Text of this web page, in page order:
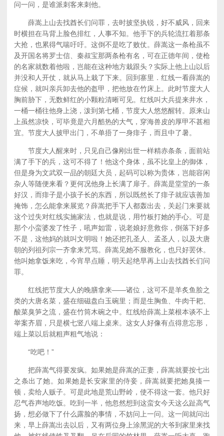
问一问，是谁派刺客来刺他。
薛嵩上山去找酋长们问罪，去时披坚执锐，好不威风，回来
时横担在马背上脸色排红，人事不知。他手下的兵轮流扛着那条
大抢，也累得气喘吁吁。这倒不是吃了败仗。薛嵩这一条枪虽不
及开国名将罗士信、秦叔宝那两条枪有名，可在正德年间，使枪
的名家就数着他啦，岂能在这种地方栽跟头？实际上他上山以后
并没和人开仗，就从马上栽了下来。回到寨里．红线一看薛嵩的
症候，就叫亲兵卸去他的盔甲，把他放在竹床上。此时节度大人
胸前胁下，无数鲜红的小颗粒清晰可见。红线叫大兵提来井水，
一桶一桶往他身上浇，泼到第七桶，节度大人悠悠醒转。原来山
上虽然凉快，可毕竟是六月酷热的大气，穿海兽皮的厚甲不甚相
宜。节度大人披甲出门，不单捂了一身痱子，而且中了暑。
节度大人醒来时，只见自己像刚出世一样精赤条条，面前站
满了手下的兵，这可不得了！他这个身体，虽不比皇上的御体，
但是身为文武双一品的朝廷大员，起码可以称为贵体，岂能容闲
杂人等随便来看？更何况他身上长满了扉子。薛嵩是堂堂的一条
好汉，而痱子是小孩子长的东西，所以既然长了痱子就应该善加
掩饰，怎么能拿来展览？薛嵩把手下人都轰出去，关起门来要就
这个过失对红线实施家法，也就是说，用竹板打她的手心。可是
那个小蛮婆发了性子，吼声如雷，说老娘好意救你，倒落下好多
不是，这他妈的就叫文明啦！她还把孔圣人、孟圣人，以及大唐
朝的列祖列宗一齐拿来咒骂。薛嵩见她不服教化，也只好罢休。
他叫她拿饭来吃，今宵早点睡，明天起绝早再上山去找酋长们问
罪。
红线把节度大人的晚膳拿来——诸位，这可不是羊炙鱼脍之
类的大唐名菜，盛在细磁盘白玉碗里；而是生胸鱼、牛肉干耙、
酸菜臭笋之流，盛在竹筒木碗之中。红线给薛嵩上菜根本谈不上
举案齐眉，只是横七竖八端上桌来。这女人好像有点得意忘形，
端上菜以后就粗声粗气地说：
“吃吧！”
把薛嵩气得要发疯。如果她是薛嵩的正妻，薛嵩就要按七出
之条出了她。如果她是长安家里的侍妾，薛嵩就要把她臭揍一
顿，卖给人贩子。可是此地是荒山野岭，使不得这一套。他只好
忍气吞声地吃饭。吃到一半，他忽然想到这蛮女今天这么趾高气
扬，想必做下了什么露脸的事情，不妨问上一问。这一间就问出
来，早上薛嵩出去以后，又有两位身上涂黑泥的大爷到家里来找